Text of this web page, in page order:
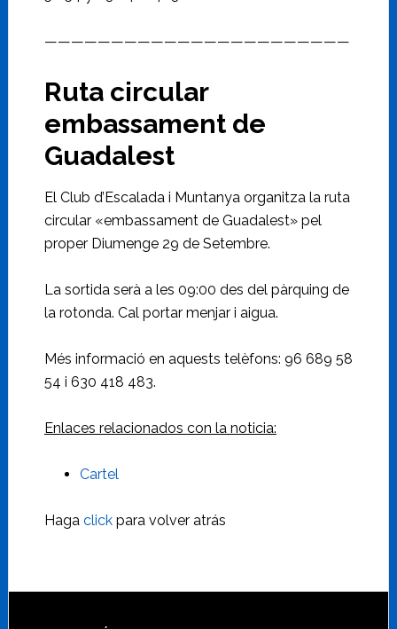
———————————————————————
Ruta circular
embassament de
Guadalest
El Club d’Escalada i Muntanya organitza la ruta
circular «embassament de Guadalest» pel
proper Diumenge 29 de Setembre.
La sortida serà a les 09:00 des del pàrquing de
la rotonda. Cal portar menjar i aigua.
Més informació en aquests telèfons: 96 689 58
54 i 630 418 483.
Enlaces relacionados con la noticia:
Cartel
Haga clickpara volver atrás